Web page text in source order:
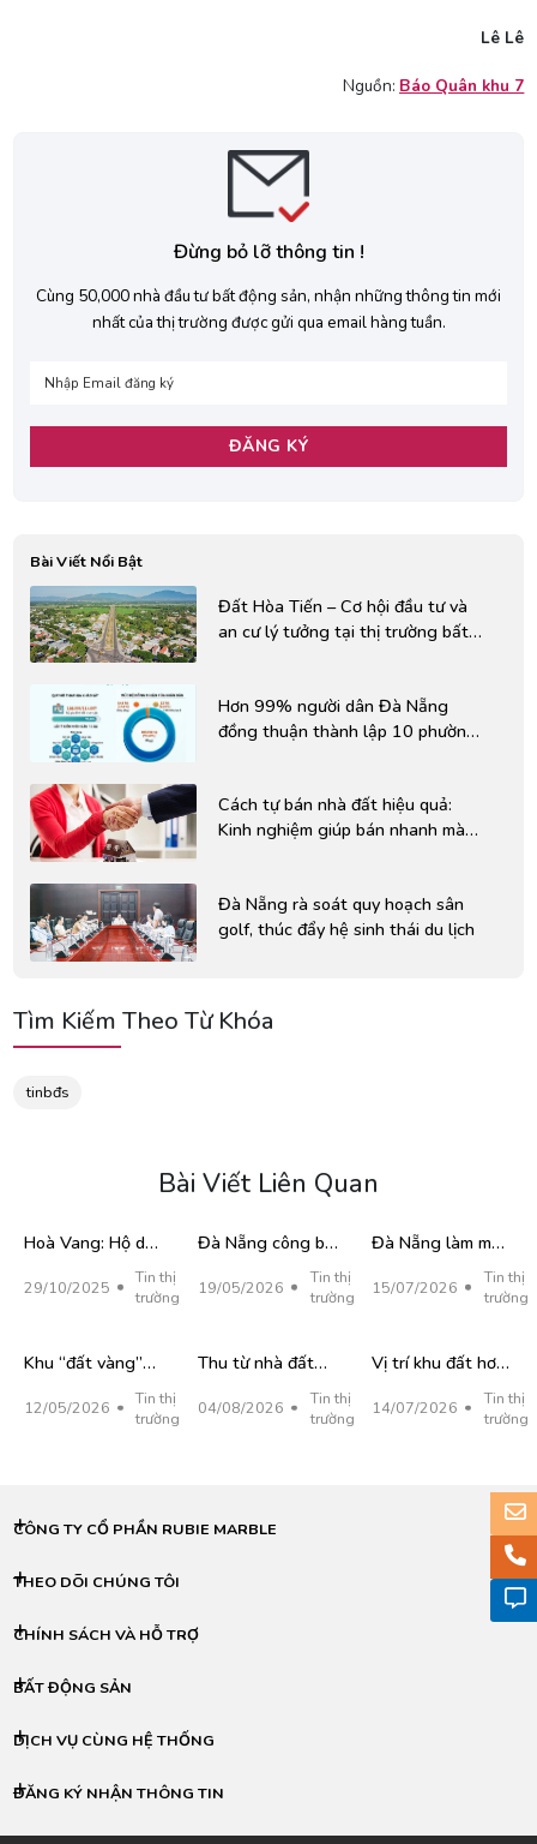
Lê Lê
Nguồn: Báo Quân khu 7
Đừng bỏ lỡ thông tin !
Cùng 50,000 nhà đầu tư bất động sản, nhận những thông tin mới
nhất của thị trường được gửi qua email hàng tuần.
Bài Viết Nổi Bật
Đất Hòa Tiến – Cơ hội đầu tư và
an cư lý tưởng tại thị trường bất
Hơn 99% người dân Đà Nẵng
đồng thuận thành lập 10 phường
Cách tự bán nhà đất hiệu quả:
Kinh nghiệm giúp bán nhanh mà
Đà Nẵng rà soát quy hoạch sân
golf, thúc đẩy hệ sinh thái du lịch
Tìm Kiếm Theo Từ Khóa
tinbđs
Bài Viết Liên Quan
Hoà Vang: Hộ dân
tự ý “xẻ thịt” hơn
10.000m² đất
29/10/2025
Tin thị
trường
Đà Nẵng công bố
34 khu đất phát
triển nhà ở xã hội,
19/05/2026
Tin thị
trường
Đà Nẵng làm mới
chương trình "5
không, 3 có, 4 an"
15/07/2026
Tin thị
trường
Khu “đất vàng”
sân vận động Chi
Lăng hơn 9.706
12/05/2026
Tin thị
trường
Thu từ nhà đất
ngân sách Đà
04/08/2026
Tin thị
trường
Vị trí khu đất hơn
10ha xây trung
tâm thương mại
14/07/2026
Tin thị
trường
CÔNG TY CỔ PHẦN RUBIE MARBLE
THEO DÕI CHÚNG TÔI
CHÍNH SÁCH VÀ HỖ TRỢ
BẤT ĐỘNG SẢN
DỊCH VỤ CÙNG HỆ THỐNG
ĐĂNG KÝ NHẬN THÔNG TIN